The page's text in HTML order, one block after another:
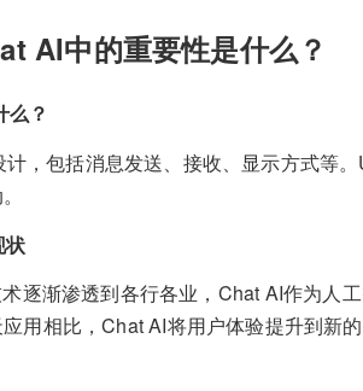
AI中的重要性是什么？
么？
，包括消息发送、接收、显示方式等
状
逐渐渗透到各行各业，Chat AI作为人
用相比，Chat AI将用户体验提升到新